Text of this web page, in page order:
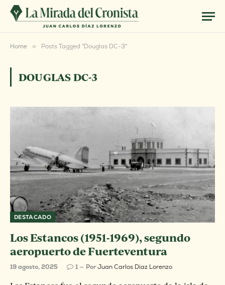
Home » Posts Tagged "Douglas DC-3"
DOUGLAS DC-3
DESTACADO
Los Estancos (1951-1969), segundo
aeropuerto de Fuerteventura
19 agosto, 2025 1 PorJuan Carlos Diaz Lorenzo